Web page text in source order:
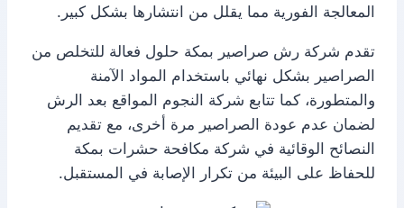
المعالجة الفورية مما يقلل من انتشارها بشكل كبير.
تقدم شركة رش صراصير بمكة حلول فعالة للتخلص من
الصراصير بشكل نهائي باستخدام المواد الآمنة
والمتطورة، كما تتابع شركة النجوم المواقع بعد الرش
لضمان عدم عودة الصراصير مرة أخرى، مع تقديم
النصائح الوقائية في شركة مكافحة حشرات بمكة
للحفاظ على البيئة من تكرار الإصابة في المستقبل.